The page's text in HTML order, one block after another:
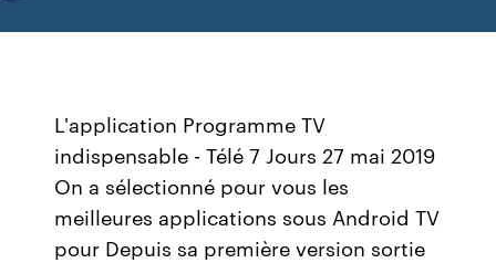
L'application Programme TV
indispensable - Télé 7 Jours 27 mai 2019
On a sélectionné pour vous les
meilleures applications sous Android TV
pour Depuis sa première version sortie